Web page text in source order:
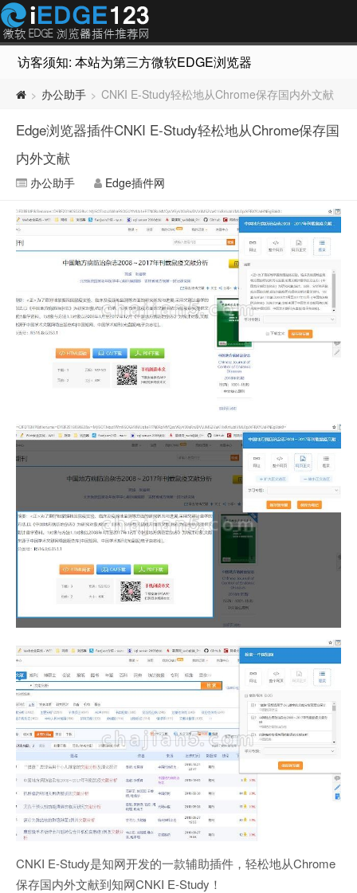
访客须知: 本站为第三方微软EDGE浏览器插件推荐网站，
> 办公助手 > CNKI E-Study轻松地从Chrome保存国内外文献
Edge浏览器插件CNKI E-Study轻松地从Chrome保存国
内外文献
办公助手 Edge插件网
CNKI E-Study是知网开发的一款辅助插件，轻松地从Chrome
保存国内外文献到知网CNKI E-Study！